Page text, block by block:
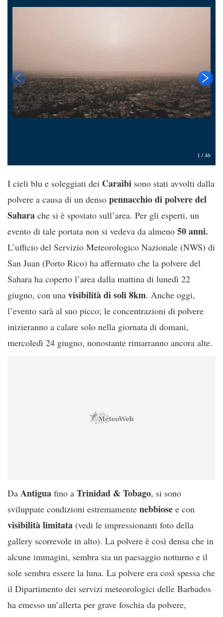
1 /46
I cieli blu e soleggiati dei Caraibi sono stati avvolti dalla
polvere a causa di un denso pennacchio di polvere del
Sahara che si è spostato sull’area. Per gli esperti, un
evento di tale portata non si vedeva da almeno 50 anni.
L’ufficio del Servizio Meteorologico Nazionale (NWS) di
San Juan (Porto Rico) ha affermato che la polvere del
Sahara ha coperto l’area dalla mattina di lunedì 22
giugno, con una visibilità di soli 8km. Anche oggi,
l’evento sarà al suo picco; le concentrazioni di polvere
inizieranno a calare solo nella giornata di domani,
mercoledì 24 giugno, nonostante rimarranno ancora alte.
Da Antigua fino a Trinidad & Tobago, si sono
sviluppate condizioni estremamente nebbiose e con
visibilità limitata (vedi le impressionanti foto della
gallery scorrevole in alto). La polvere è così densa che in
alcune immagini, sembra sia un paesaggio notturno e il
sole sembra essere la luna. La polvere era così spessa che
il Dipartimento dei servizi meteorologici delle Barbados
ha emesso un’allerta per grave foschia da polvere,